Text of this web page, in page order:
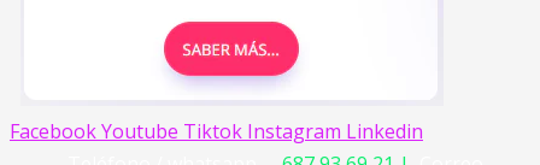
FacebookYoutube Tiktok Instagram Linkedin